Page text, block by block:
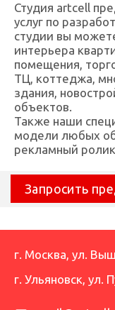
Студия artcell
услуг по
студии вы
интерьера
помещения,
ТЦ, коттеджа,
здания,
объектов.
Также наши
модели любых
рекламный
Запросить
г. Москва, ул.
г. Ульяновск, ул.